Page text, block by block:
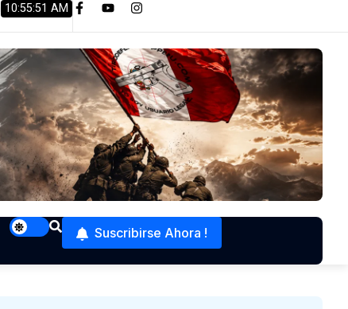
Mantenimiento Preventivo de CZ Shadow 2
10:55:53 AM
Suscribirse Ahora !